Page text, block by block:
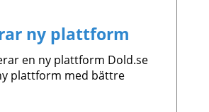
ny plattform
en ny plattform Dold.se
plattform med bättre